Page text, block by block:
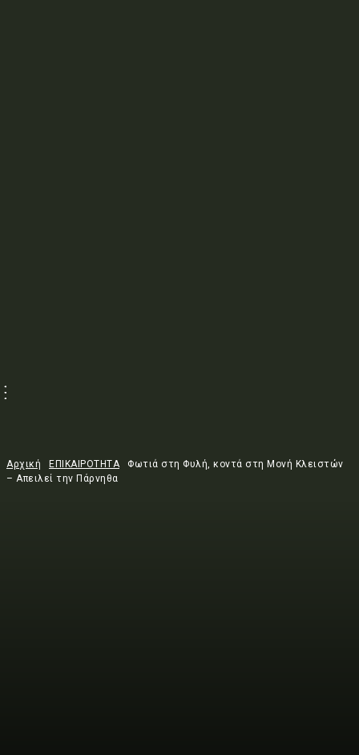
Αρχική ΕΠΙΚΑΙΡΟΤΗΤΑ
Φωτιά στη Φυλή, κοντά στη Μονή Κλειστών
– Απειλεί την Πάρνηθα